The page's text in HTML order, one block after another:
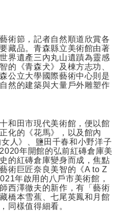
術節，記者自然順道欣賞各
藏品。青森縣立美術館由著
界遺產三內丸山遺蹟為靈感
的《青森犬》及棟方志功、
公立大學國際藝術中心則是
然的建築與大量戶外雕塑作
和田市現代美術館，便以館
化的《花馬》，以及館內
人》、鹽田千春和小野洋子
2020年開館的弘前紅磚倉庫美
的紅磚倉庫變身而成，焦點
術巨匠奈良美智的《A to Z
年啟用的八戶市美術館，
西澤徹夫的新作，有「藝術
橋本雪蕉、七尾英鳳和月館
同樣值得細看。